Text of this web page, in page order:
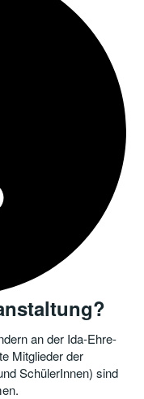
an der Ida-Ehre-
Mitglieder der
SchülerInnen) sind